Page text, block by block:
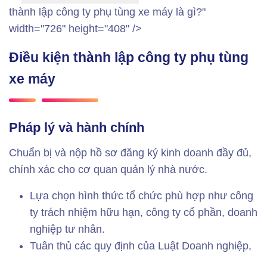
thành lập công ty phụ tùng xe máy là gì?"
width="726" height="408" />
Điều kiện thành lập công ty phụ tùng
xe máy
Pháp lý và hành chính
Chuẩn bị và nộp hồ sơ đăng ký kinh doanh đầy đủ,
chính xác cho cơ quan quản lý nhà nước.
Lựa chọn hình thức tổ chức phù hợp như công
ty trách nhiệm hữu hạn, công ty cổ phần, doanh
nghiệp tư nhân.
Tuân thủ các quy định của Luật Doanh nghiệp,